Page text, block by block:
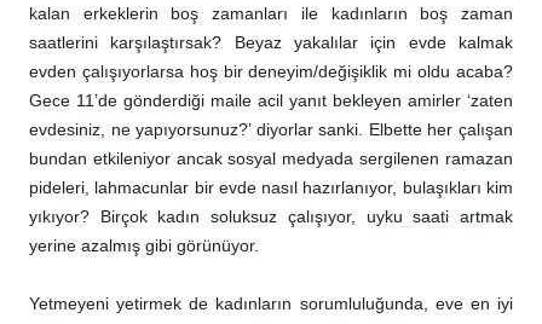
kalan erkeklerin boş zamanları ile kadınların boş zaman
saatlerini karşılaştırsak? Beyaz yakalılar için evde kalmak
evden çalışıyorlarsa hoş bir deneyim/değişiklik mi oldu acaba?
Gece 11’de gönderdiği maile acil yanıt bekleyen amirler ‘zaten
evdesiniz, ne yapıyorsunuz?’ diyorlar sanki. Elbette her çalışan
bundan etkileniyor ancak sosyal medyada sergilenen ramazan
pideleri, lahmacunlar bir evde nasıl hazırlanıyor, bulaşıkları kim
yıkıyor? Birçok kadın soluksuz çalışıyor, uyku saati artmak
yerine azalmış gibi görünüyor.
Yetmeyeni yetirmek de kadınların sorumluluğunda, eve en iyi